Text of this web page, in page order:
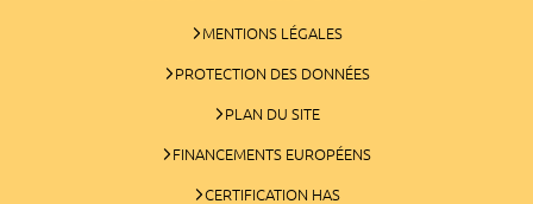
MENTIONS LÉGALES
PROTECTION DES DONNÉES
PLAN DU SITE
FINANCEMENTS EUROPÉENS
CERTIFICATION HAS